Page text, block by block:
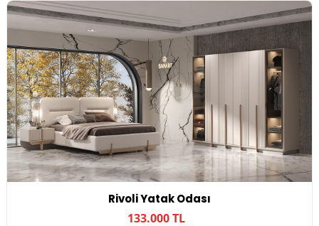
Rivoli Yatak Odası
133.000 TL